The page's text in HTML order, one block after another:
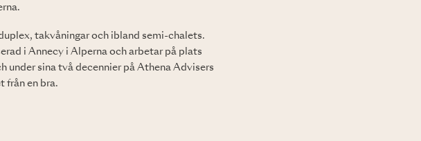
takvåningar och ibland semi-chalets.
i Annecy i Alperna och arbetar på plats
sina två decennier på Athena Advisers
från en bra.